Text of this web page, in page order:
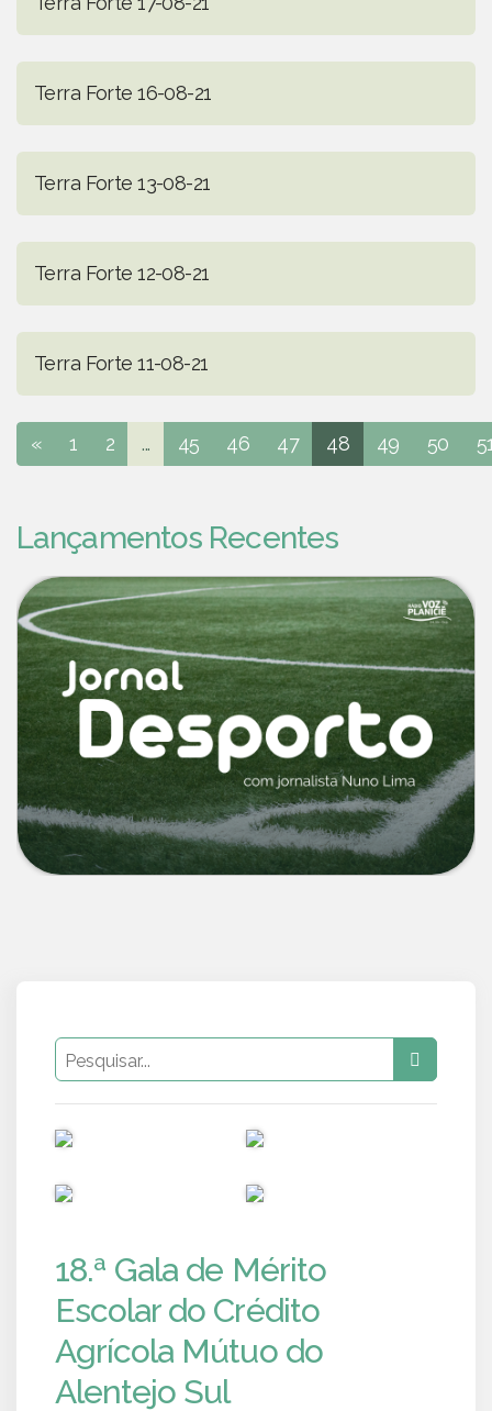
Terra Forte 16-08-21
Terra Forte 13-08-21
Terra Forte 12-08-21
Terra Forte 11-08-21
« 1 2 ... 45 46 47 48 49 50
Lançamentos Recentes
18.ª Gala de Mérito
Escolar do Crédito
Agrícola Mútuo do
Alentejo Sul